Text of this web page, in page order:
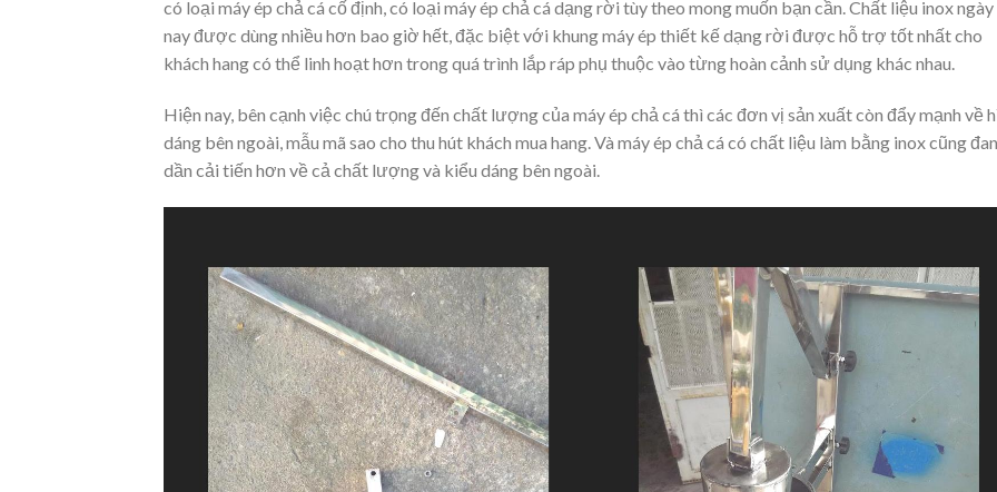
có loại máy ép chả cá cố định, có loại máy ép chả cá dạng rời tùy theo mong muốn bạn cần. Chất liệu inox ngày
nay được dùng nhiều hơn bao giờ hết, đặc biệt với khung máy ép thiết kế dạng rời được hỗ trợ tốt nhất cho
khách hang có thể linh hoạt hơn trong quá trình lắp ráp phụ thuộc vào từng hoàn cảnh sử dụng khác nhau.
Hiện nay, bên cạnh việc chú trọng đến chất lượng của máy ép chả cá thì các đơn vị sản xuất còn đẩy mạnh về
dáng bên ngoài, mẫu mã sao cho thu hút khách mua hang. Và máy ép chả cá có chất liệu làm bằng inox cũng
dần cải tiến hơn về cả chất lượng và kiểu dáng bên ngoài.